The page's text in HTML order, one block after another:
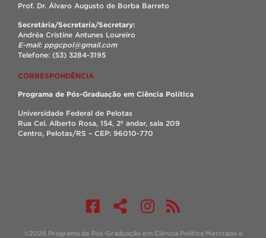
Prof. Dr. Álvaro Augusto de Borba Barreto
Secretária/Secretaría/Secretary:
Andréa Cristine Antunes Loureiro
E-mail: ppgcpol@gmail.com
Telefone: (53) 3284-3195
CORRESPONDÊNCIA
Programa de Pós-Graduação em Ciência Política
Universidade Federal de Pelotas
Rua Cel. Alberto Rosa, 154, 2º andar, sala 209
Centro, Pelotas/RS – CEP: 96010-770
©2026 Programa de Pós-Graduação em Ciência Política Mestrado e